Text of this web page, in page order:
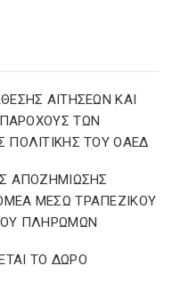
ΑΙΤΗΣΕΩΝ ΚΑΙ
ΠΑΡΟΧΟΥΣ ΤΩΝ
ΠΟΛΙΤΙΚΗΣ ΤΟΥ ΟΑΕΔ
ΑΠΟΖΗΜΙΩΣΗΣ
ΜΕΣΩ ΤΡΑΠΕΖΙΚΟΥ
ΠΛΗΡΩΜΩΝ
ΤΟ ΔΩΡΟ